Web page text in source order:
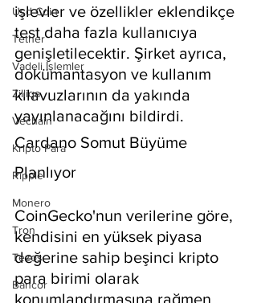
Usd Coin
Tether
Vadeli İşlemler
Zilliqa
Vechain
Kripto Para
Ripple
Monero
Tron
Tezos
Bancor
işlevler ve özellikler eklendikçe
test daha fazla kullanıcıya
genişletilecektir. Şirket ayrıca,
dokümantasyon ve kullanım
kılavuzlarının da yakında
yayınlanacağını bildirdi.
Cardano Somut Büyüme
Planlıyor
CoinGecko'nun verilerine göre,
kendisini en yüksek piyasa
değerine sahip beşinci kripto
para birimi olarak
konumlandırmasına rağmen,